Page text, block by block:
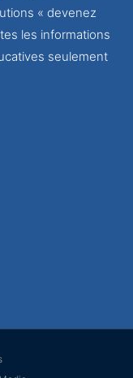
« devenez
les informations
seulement